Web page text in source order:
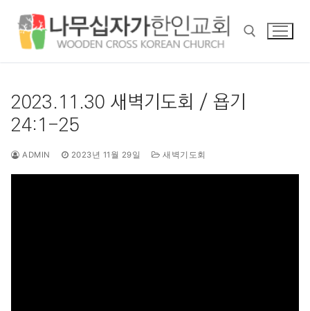
2023.11.30 새벽기도회 / 욥기
24:1-25
ADMIN 2023년 11월 29일 새벽기도회